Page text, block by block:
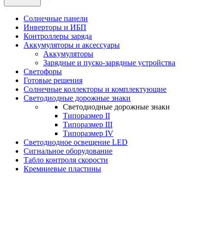
Солнечные панели
Инверторы и ИБП
Контроллеры заряда
Аккумуляторы и аксессуары
Аккумуляторы
Зарядные и пуско-зарядные устройства
Светофоры
Готовые решения
Солнечные коллекторы и комплектующие
Светодиодные дорожные знаки
Светодиодные дорожные знаки
Типоразмер II
Типоразмер III
Типоразмер IV
Светодиодное освещение LED
Сигнальное оборудование
Табло контроля скорости
Кремниевые пластины